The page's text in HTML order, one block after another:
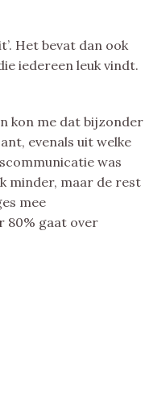
Het bevat dan ook
iedereen leuk vindt.
kon me dat bijzonder
evenals uit welke
was
minder, maar de rest
mee
80% gaat over